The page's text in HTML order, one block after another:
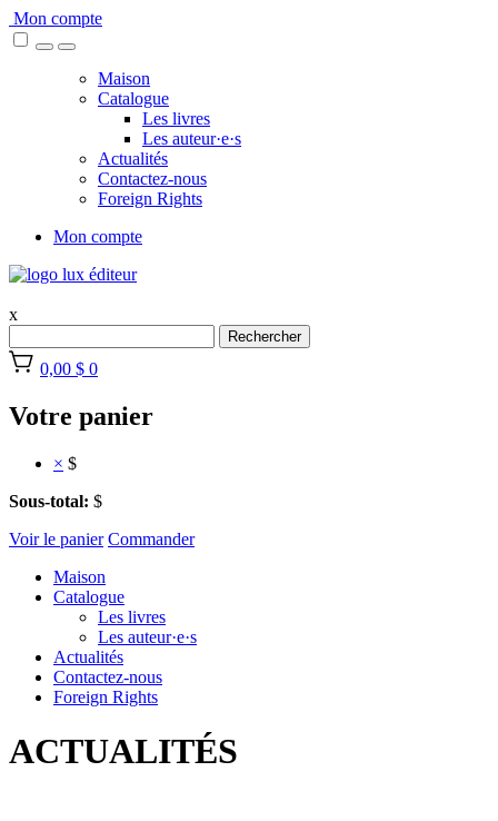
Skip
to
Mon compte
Maison
Catalogue
Les livres
Les auteur·e·s
Actualités
Contactez-nous
Foreign Rights
Mon compte
x
Rechercher
0,00 $ 0
Votre panier
× $
Sous-total: $
Voir le panier Commander
Maison
Catalogue
Les livres
Les auteur·e·s
Actualités
Contactez-nous
Foreign Rights
ACTUALITÉS